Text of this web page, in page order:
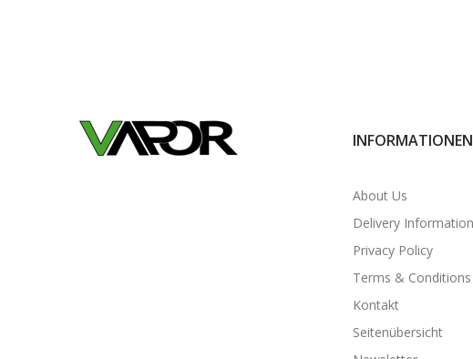
INFORMATIONEN
About Us
Delivery Information
Privacy Policy
Terms & Conditions
Kontakt
Seitenübersicht